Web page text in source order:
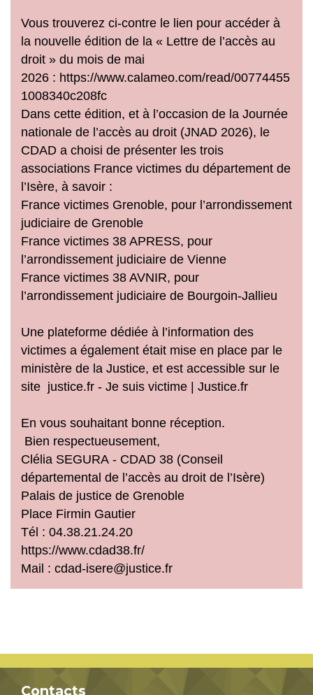
Vous trouverez ci-contre le lien pour accéder à
la nouvelle édition de la « Lettre de l’accès au
droit » du mois de mai
2026 : https://www.calameo.com/read/00774455
1008340c208fc
Dans cette édition, et à l’occasion de la Journée
nationale de l’accès au droit (JNAD 2026), le
CDAD a choisi de présenter les trois
associations France victimes du département de
l’Isère, à savoir :
France victimes Grenoble, pour l’arrondissement
judiciaire de Grenoble
France victimes 38 APRESS, pour
l’arrondissement judiciaire de Vienne
France victimes 38 AVNIR, pour
l’arrondissement judiciaire de Bourgoin-Jallieu
Une plateforme dédiée à l’information des
victimes a également était mise en place par le
ministère de la Justice, et est accessible sur le
site justice.fr - Je suis victime | Justice.fr
En vous souhaitant bonne réception.
Bien respectueusement,
Clélia SEGURA - CDAD 38 (Conseil
départemental de l’accès au droit de l’Isère)
Palais de justice de Grenoble
Place Firmin Gautier
Tél : 04.38.21.24.20
https://www.cdad38.fr/
Mail : cdad-isere@justice.fr
Contacts